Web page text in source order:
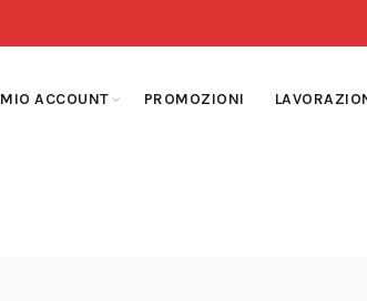
MIO ACCOUNT PROMOZIONI